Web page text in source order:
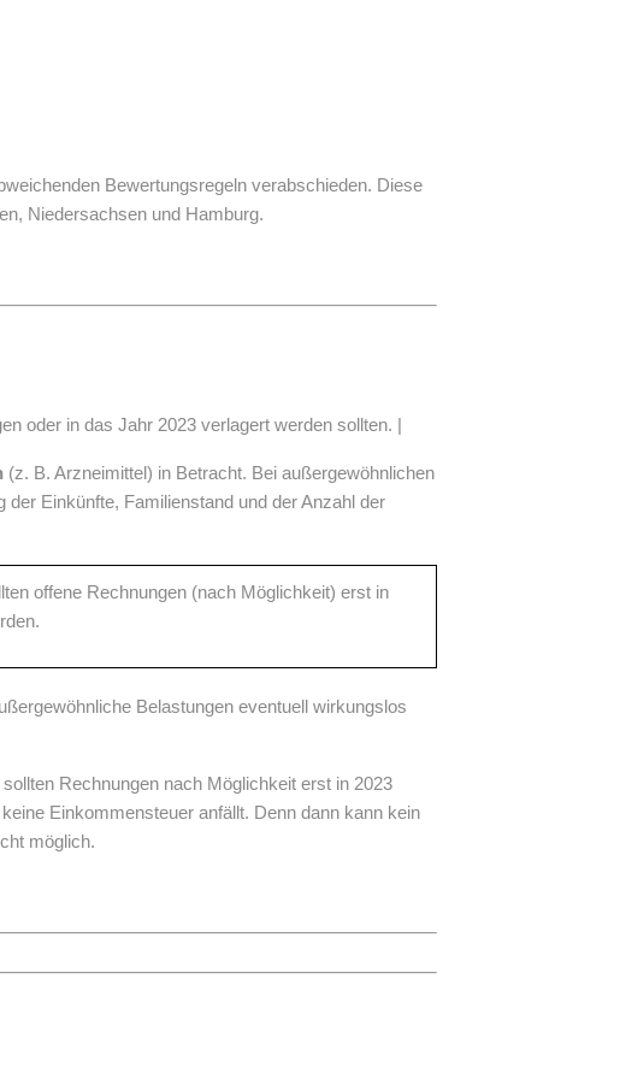
Bewertungsregeln verabschieden. Diese
Niedersachsen und Hamburg.
oder in das Jahr 2023 verlagert werden sollten. |
(z. B. Arzneimittel) in Betracht. Bei außergewöhnlichen
Einkünfte, Familienstand und der Anzahl der
offene Rechnungen (nach Möglichkeit) erst in
Belastungen eventuell wirkungslos
Rechnungen nach Möglichkeit erst in 2023
Einkommensteuer anfällt. Denn dann kann kein
möglich.